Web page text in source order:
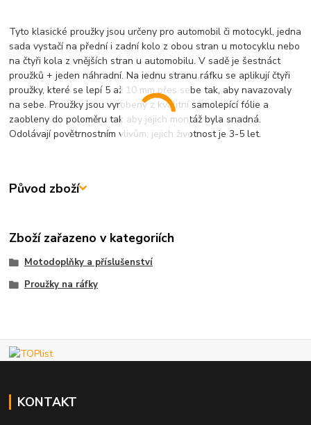
Tyto klasické proužky jsou určeny pro automobil či motocykl, jedna
sada vystačí na přední i zadní kolo z obou stran u motocyklu nebo
na čtyři kola z vnějších stran u automobilu. V sadě je šestnáct
proužků + jeden náhradní. Na jednu stranu ráfku se aplikují čtyři
proužky, které se lepí 5 až 10 mm přes sebe tak, aby navazovaly
na sebe. Proužky jsou vyrobeny z kvalitní samolepící fólie a
zaobleny do poloměru tak aby jejich montáž byla snadná.
Odolávají povětrnostním vlivům, jejich životnost je 3-5 let.
Původ zboží
Zboží zařazeno v kategoriích
Motodoplňky a příslušenství
Proužky na ráfky
KONTAKT